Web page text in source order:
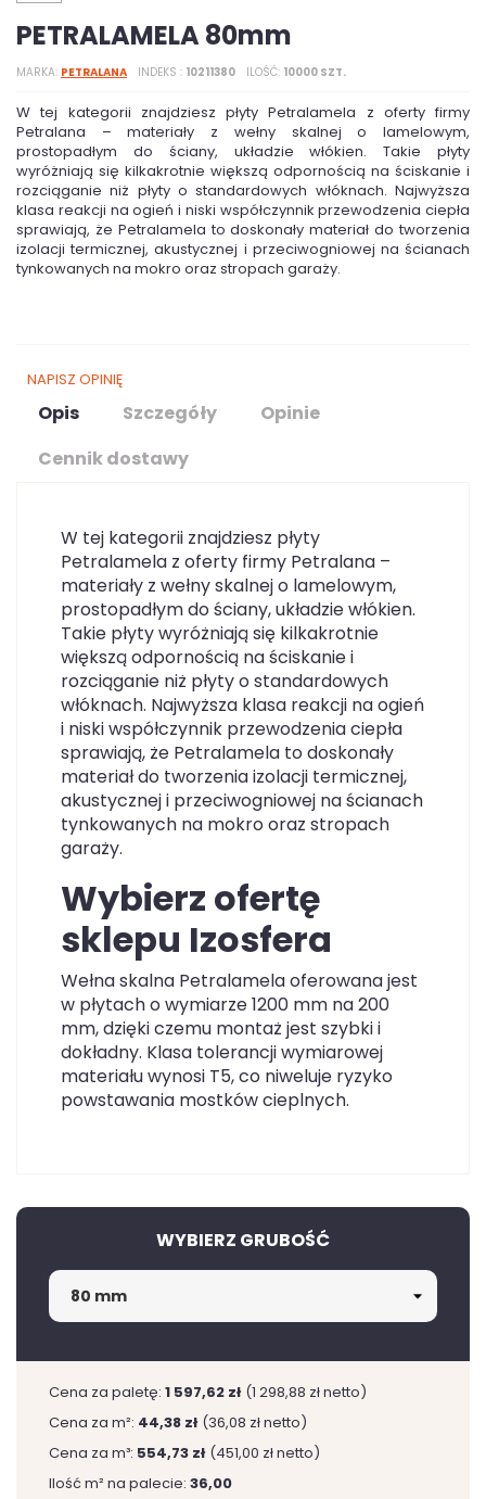
PETRALAMELA 80mm
MARKA PETRALANA INDEKS 10211380 ILOŚĆ 10000 SZT.
W tej kategorii znajdziesz płyty Petralamela z oferty firmy
Petralana – materiały z wełny skalnej o lamelowym,
prostopadłym do ściany, układzie włókien. Takie płyty
wyróżniają się kilkakrotnie większą odpornością na ściskanie i
rozciąganie niż płyty o standardowych włóknach. Najwyższa
klasa reakcji na ogień i niski współczynnik przewodzenia ciepła
sprawiają, że Petralamela to doskonały materiał do tworzenia
izolacji termicznej, akustycznej i przeciwogniowej na ścianach
tynkowanych na mokro oraz stropach garaży.
NAPISZ OPINIĘ
Opis Szczegóły
Opinie
Cennik dostawy
W tej kategorii znajdziesz płyty
Petralamela z oferty firmy Petralana –
materiały z wełny skalnej o lamelowym,
prostopadłym do ściany, układzie włókien.
Takie płyty wyróżniają się kilkakrotnie
większą odpornością na ściskanie i
rozciąganie niż płyty o standardowych
włóknach. Najwyższa klasa reakcji na ogień
i niski współczynnik przewodzenia ciepła
sprawiają, że Petralamela to doskonały
materiał do tworzenia izolacji termicznej,
akustycznej i przeciwogniowej na ścianach
tynkowanych na mokro oraz stropach
garaży.
Wybierz ofertę
sklepu Izosfera
Wełna skalna Petralamela oferowana jest
w płytach o wymiarze 1200 mm na 200
mm, dzięki czemu montaż jest szybki i
dokładny. Klasa tolerancji wymiarowej
materiału wynosi T5, co niweluje ryzyko
powstawania mostków cieplnych.
WYBIERZ GRUBOŚĆ
Cena za paletę: 1 597,62 zł (1 298,88 zł netto)
Cena za m²: 44,38 zł (36,08 zł netto)
Cena za m³: 554,73 zł (451,00 zł netto)
Ilość m² na palecie: 36,00